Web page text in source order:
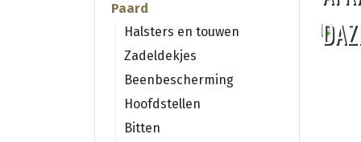
Paard
Halsters en touwen
Zadeldekjes
Beenbescherming
Hoofdstellen
Bitten